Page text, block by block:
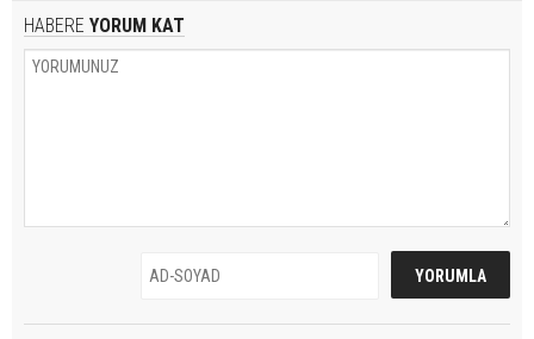
HABERE YORUM KAT